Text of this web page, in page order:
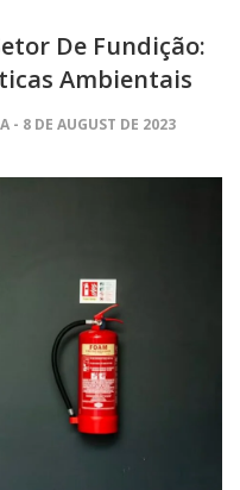
De Fundição:
Ambientais
8 DE AUGUST DE 2023